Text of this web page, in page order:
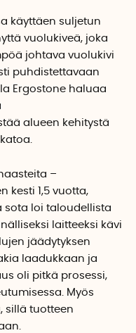
käyttäen suljetun
vuolukiveä, joka
johtava vuolukivi
puhdistettavaan
Ergostone haluaa
alueen kehitystä
–
kesti 1,5 vuotta,
sota loi taloudellista
laitteeksi kävi
jäädytyksen
laadukkaan ja
oli pitkä prosessi,
Myös
sillä tuotteen